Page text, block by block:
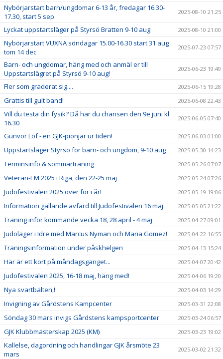
Nybörjarstart barn/ungdomar 6-13 år, fredagar 16.30-
17.30, start 5 sep
2025-08-10 21:25
Lyckat uppstartsläger på Styrsö Bratten 9-10 aug 2025-08-10 21:00
Nybörjarstart VUXNA söndagar 15.00-16.30 start 31 aug
tom 14 dec
2025-07-23 07:57
Barn- och ungdomar, häng med och anmäl er till
Uppstartslägret på Styrsö 9-10 aug!
2025-06-23 19:49
Fler som graderat sig.... 2025-06-15 19:28
Grattis till gult band! 2025-06-08 22:43
Vill du testa din fysik? Då har du chansen den 9e juni kl
16.30
2025-06-05 07:40
Gunvor Löf - en GJK-pionjär ur tiden! 2025-06-03 01:00
Uppstartsläger Styrsö för barn- och ungdom, 9-10 aug 2025-05-30 14:23
Terminsinfo & sommarträning 2025-05-26 07:07
Veteran-EM 2025 i Riga, den 22-25 maj 2025-05-24 07:26
Judofestivalen 2025 över för i år! 2025-05-19 19:06
Information gällande avfärd till Judofestivalen 16 maj 2025-05-05 21:22
Träning inför kommande vecka 18, 28 april - 4 maj 2025-04-27 09:01
Judoläger i Idre med Marcus Nyman och Maria Gomez! 2025-04-22 16:55
Träningsinformation under påskhelgen 2025-04-13 15:24
Här är ett kort på måndagsgänget... 2025-04-07 20:42
Judofestivalen 2025, 16-18 maj, häng med! 2025-04-06 19:20
Nya svartbälten,! 2025-04-03 14:29
Invigning av Gårdstens Kampcenter 2025-03-31 22:08
Söndag 30 mars invigs Gårdstens kampsportcenter 2025-03-24 06:57
GJK Klubbmästerskap 2025 (KM) 2025-03-23 19:02
Kallelse, dagordning och handlingar GJK årsmöte 23
mars
2025-03-02 21:32